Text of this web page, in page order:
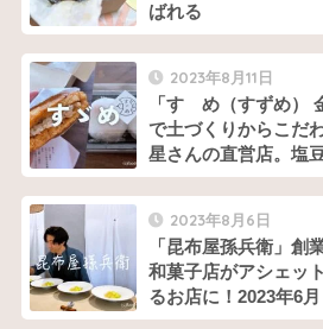
ばれる
2023年8月11日
「すゞめ（すずめ）
で土づくりからこだ
星さんの直営店。塩
2023年8月6日
「昆布屋孫兵衛」創
和菓子店がアシェッ
るお店に！2023年6